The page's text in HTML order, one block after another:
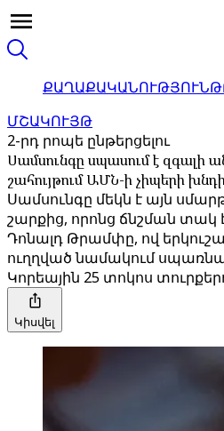
ՔԱՂԱՔԱԿԱՆՈՒԹՅՈՒՆ
ՄՇԱԿՈՒՅԹ
2-րդ րոպե ընթերցելու
Սամսունգը սպասում է զգալի
շահույթում ԱՄՆ-ի չիպերի
Սամսունգը մեկն է այն
շարքից, որոնց ճնշման
Դոնալդ Թրամփը, ով
ուղղված նամակում
Կորեային 25 տոկոս
Կիսվել